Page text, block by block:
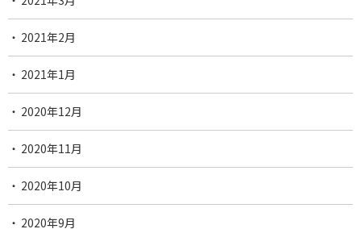
2021年2月
2021年1月
2020年12月
2020年11月
2020年10月
2020年9月